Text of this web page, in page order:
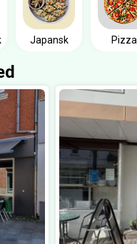
Japansk Pizza